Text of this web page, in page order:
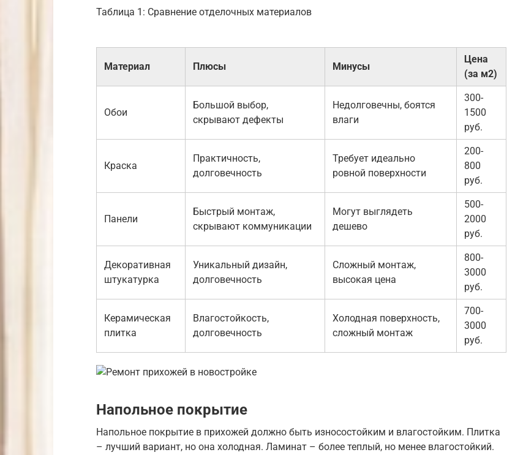
Таблица 1: Сравнение отделочных материалов
Материал Плюсы Минусы
Цена
(за м2)
Обои
Большой выбор,
скрывают дефекты
Недолговечны, боятся
влаги
300-
1500
руб.
Краска
Практичность,
долговечность
Требует идеально
ровной поверхности
200-
800
руб.
Панели
Быстрый монтаж,
скрывают коммуникации
Могут выглядеть
дешево
500-
2000
руб.
Декоративная
штукатурка
Уникальный дизайн,
долговечность
Сложный монтаж,
высокая цена
800-
3000
руб.
Керамическая
плитка
Влагостойкость,
долговечность
Холодная поверхность,
сложный монтаж
700-
3000
руб.
Напольное покрытие
Напольное покрытие в прихожей должно быть износостойким и влагостойким. Плитка
– лучший вариант, но она холодная. Ламинат – более теплый, но менее влагостойкий.